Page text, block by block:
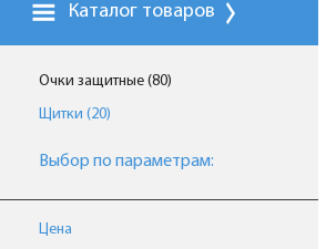
Каталог товаров
Очки защитные (80)
Щитки (20)
Выбор по параметрам:
Цена